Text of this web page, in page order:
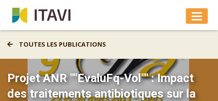
TOUTES LES PUBLICATIONS
Projet ANR ""EvaluFq-Vol"" : Impact
des traitements antibiotiques sur la